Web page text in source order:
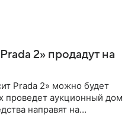
2» продадут на
Prada 2» можно будет
проведет аукционный дом
направят на